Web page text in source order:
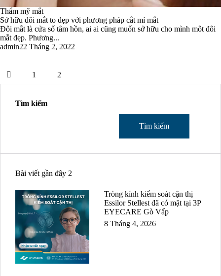
Thẩm mỹ mắt
Sở hữu đôi mắt to đẹp với phương pháp cắt mí mắt
Đôi mắt là cửa số tâm hồn, ai ai cũng muốn sở hữu cho mình môt đôi
mắt đẹp. Phương...
admin22 Tháng 2, 2022
1 2
Tìm kiếm
Tìm kiếm
Bài viết gần đây 2
Tròng kính kiểm soát cận thị
Essilor Stellest đã có mặt tại 3P
EYECARE Gò Vấp
8 Tháng 4, 2026